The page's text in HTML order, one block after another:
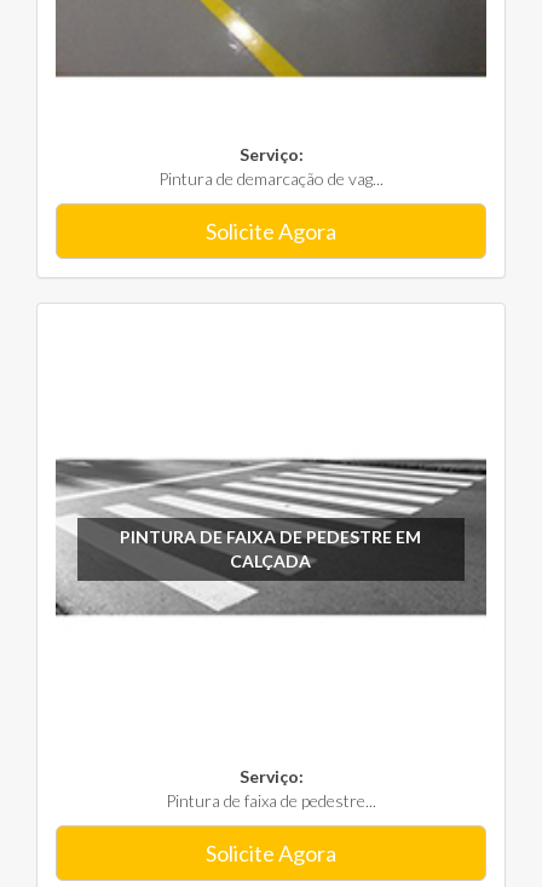
Serviço:
Pintura de demarcação de vag...
Solicite Agora
PINTURA DE FAIXA DE PEDESTRE EM
CALÇADA
Serviço:
Pintura de faixa de pedestre...
Solicite Agora